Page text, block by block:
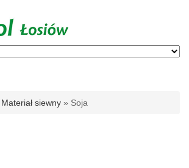
Materiał siewny » Soja